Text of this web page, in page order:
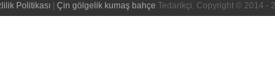
Politikası Çin gölgelik kumaş bahçe Tedarikçi. Copyright © 2014 -